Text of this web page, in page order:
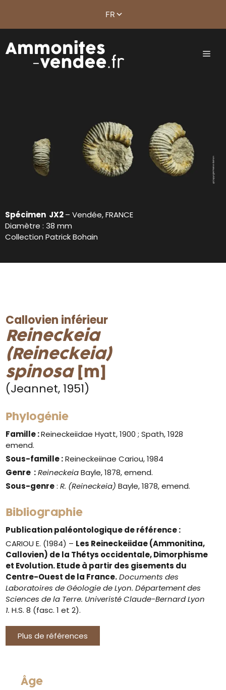
Spécimen JX2– Vendée, FRANCE
Diamètre : 38 mm
Collection Patrick Bohain
Callovien inférieur
Reineckeia
(Reineckeia)
spinosa[m]
(Jeannet, 1951)
Phylogénie
Famille :Reineckeiidae Hyatt, 1900 ; Spath, 1928
emend.
Sous-famille :Reineckeiinae Cariou, 1984
Genre : ReineckeiaBayle, 1878, emend.
Sous-genre:R. (Reineckeia) Bayle, 1878, emend.
Bibliographie
Publication paléontologique de référence :
CARIOU E. (1984) – Les Reineckeiidae (Ammonitina,
Callovien) de la Thétys occidentale, Dimorphisme
et Evolution. Etude à partir des gisements du
Centre-Ouest de la France. Documents des
Laboratoires de Géologie de Lyon. Département des
Sciences de la Terre. Univeristé Claude-Bernard Lyon
1. H.S. 8 (fasc. 1 et 2).
Plus de références
Âge